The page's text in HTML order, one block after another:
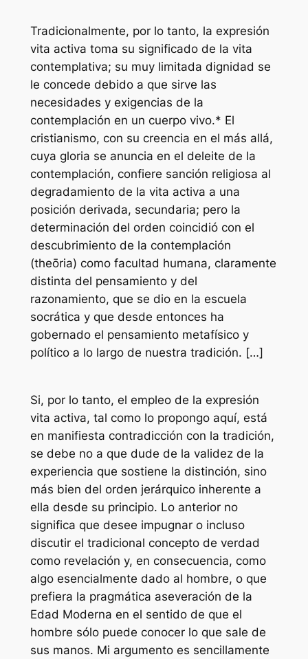
Tradicionalmente, por lo tanto, la expresión
vita activa toma su significado de la vita
contemplativa; su muy limitada dignidad se
le concede debido a que sirve las
necesidades y exigencias de la
contemplación en un cuerpo vivo.* El
cristianismo, con su creencia en el más allá,
cuya gloria se anuncia en el deleite de la
contemplación, confiere sanción religiosa al
degradamiento de la vita activa a una
posición derivada, secundaria; pero la
determinación del orden coincidió con el
descubrimiento de la contemplación
(theōria) como facultad humana, claramente
distinta del pensamiento y del
razonamiento, que se dio en la escuela
socrática y que desde entonces ha
gobernado el pensamiento metafísico y
político a lo largo de nuestra tradición. […]
Si, por lo tanto, el empleo de la expresión
vita activa, tal como lo propongo aquí, está
en manifiesta contradicción con la tradición,
se debe no a que dude de la validez de la
experiencia que sostiene la distinción, sino
más bien del orden jerárquico inherente a
ella desde su principio. Lo anterior no
significa que desee impugnar o incluso
discutir el tradicional concepto de verdad
como revelación y, en consecuencia, como
algo esencialmente dado al hombre, o que
prefiera la pragmática aseveración de la
Edad Moderna en el sentido de que el
hombre sólo puede conocer lo que sale de
sus manos. Mi argumento es sencillamente